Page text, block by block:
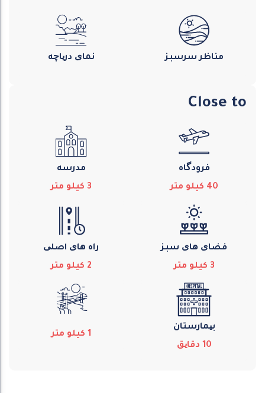
مناظر سرسبز نمای دریاچه
Close to
فرودگاه
40 كيلو متر
مدرسه
3 كيلو متر
فضای های سبز
3 كيلو متر
راه های اصلی
2 كيلو متر
بیمارستان
10 دقایق
1 كيلو متر